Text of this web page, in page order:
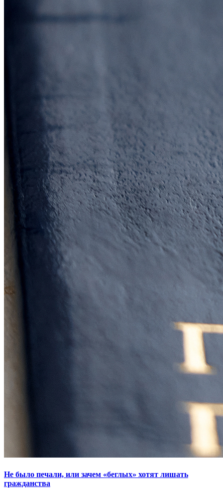
Не было печали, или зачем «беглых» хотят лишать
гражданства